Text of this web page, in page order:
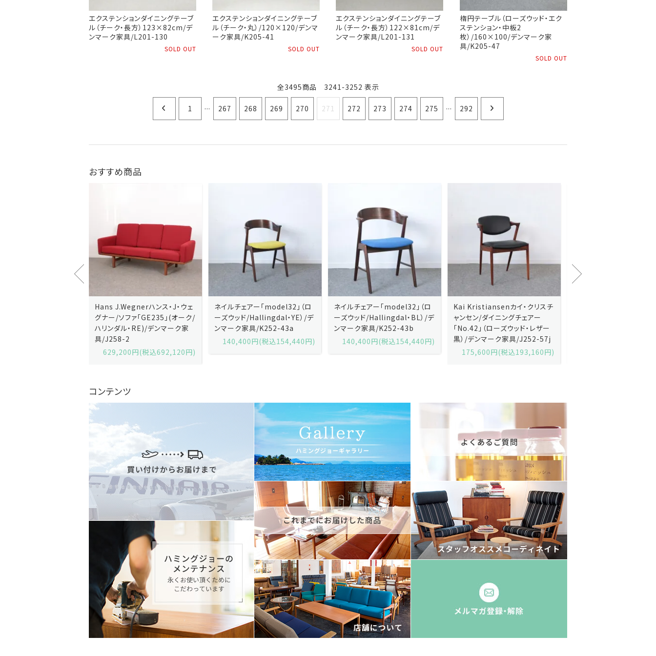
エクステンションダイニングテーブ
ル（チーク・長方）123×82cm/デ
ンマーク家具/L201-130
SOLD OUT
エクステンションダイニングテーブ
ル（チーク・丸）/120×120/デンマ
ーク家具/K205-41
SOLD OUT
エクステンションダイニングテーブ
ル（チーク・長方）122×81cm/デ
ンマーク家具/L201-131
SOLD OUT
楕円テーブル（ローズウッド・エク
ステンション・中板2
枚）/160×100/デンマーク家
具/K205-47
SOLD OUT
全3495商品 3241-3252 表示
1 ... 267 268 269 270 271 272 273 274 275 ... 292
おすすめ商品
Hans J.Wegnerハンス・J・ウェ
グナー/ソファ「GE235」(オーク/
ハリンダル・RE)/デンマーク家
具/J258-2
629,200円(税込692,120円)
ネイルチェアー「model32」（ロ
ーズウッド/Hallingdal・YE）/デ
ンマーク家具/K252-43a
140,400円(税込154,440円)
ネイルチェアー「model32」（ロ
ーズウッド/Hallingdal・BL）/デ
ンマーク家具/K252-43b
140,400円(税込154,440円)
Kai Kristiansenカイ・クリスチ
ャンセン/ダイニングチェアー
「No.42」（ローズウッド・レザー
黒）/デンマーク家具/J252-57j
175,600円(税込193,160円)
コンテンツ